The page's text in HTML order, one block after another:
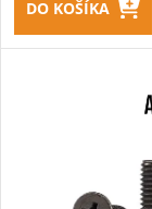
u
u
k
DO KOŠÍKA